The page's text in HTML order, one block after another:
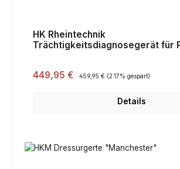
HK Rheintechnik
Trächtigkeitsdiagnosegerät für
Verkaufspreis:
449,95 € Regulärer Preis:
459,95 € (2.17% gespart)
Details